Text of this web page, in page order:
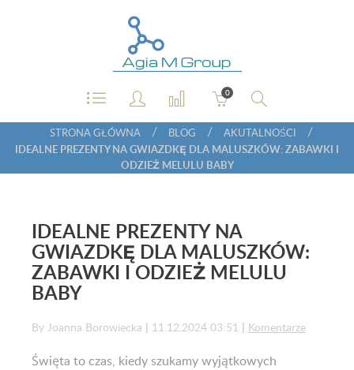
0
STRONA GŁÓWNA / BLOG / AKUTALNOŚCI /
IDEALNE PREZENTY NA GWIAZDKĘ DLA MALUSZKÓW: ZABAWKI I
ODZIEŻ MELULU BABY
IDEALNE PREZENTY NA
GWIAZDKĘ DLA MALUSZKÓW:
ZABAWKI I ODZIEŻ MELULU
BABY
By Joanna Borowiecka | 11.12.2024 03:51 | Komentarze
Święta to czas, kiedy szukamy wyjątkowych